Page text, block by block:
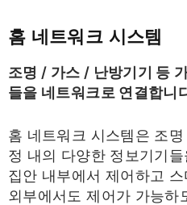
홈 네트워크 시스템
조명 / 가스 / 난방기기 등
들을 네트워크로 연결합니
홈 네트워크 시스템은 조
정 내의 다양한 정보기기
집안 내부에서 제어하고
외부에서도 제어가 가능하